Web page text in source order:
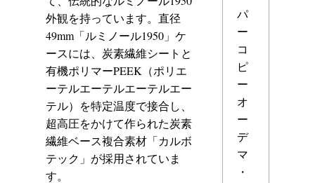
外観を持っています。直径
49mm「ルミノール1950」ケ
ースには、炭素繊維シートと
有機ポリマーPEEK（ポリエ
ーテルエーテルエーテルエー
テル）を特定温度で接合し、
超高圧をかけて作られた炭素
繊維ベース複合素材「カルボ
テック」が採用されていま
す。
パ
ー
コ
ピ
ー
オ
ー
デ
マ
・